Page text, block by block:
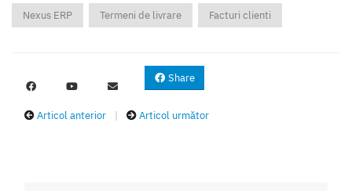
Nexus ERP Termeni de livrare Facturi clienti
Share
Articol anterior Articol următor